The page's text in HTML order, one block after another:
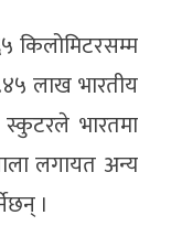
किलोमिटरसम्म
लाख भारतीय
भारतमा
लगायत अन्य
।